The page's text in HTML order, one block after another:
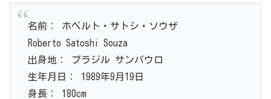
名前： ホベルト・サトシ・ソウザ
Roberto Satoshi Souza
出身地： ブラジル サンパウロ
生年月日： 1989年9月19日
身長： 180cm